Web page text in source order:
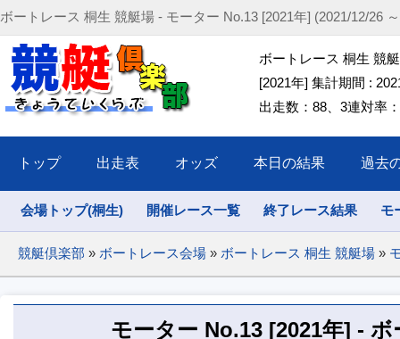
ボートレース 桐生 競艇場 - モーター No.13 [2021年] (2021/12/26
ボートレース 桐生 競
[2021年] 集計期間 :
出走数：88、3連対率
トップ 出走表 オッズ 本日の結果 過去
会場トップ(桐生) 開催レース一覧 終了レース結果 モ
競艇倶楽部 » ボートレース会場 » ボートレース 桐生 競艇場 »
モーター No.13 [2021年] -